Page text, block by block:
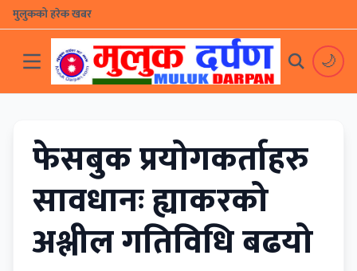
मुलुकको हरेक खबर
🌙
फेसबुक प्रयोगकर्ताहरु
सावधानः ह्याकरको
अश्लील गतिविधि बढयो